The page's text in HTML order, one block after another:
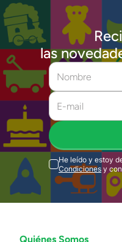
las
He leído y estoy
Condiciones y
Quiénes Somos